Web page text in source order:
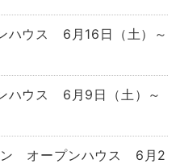
ウス 6月16日（土）～
ウス 6月9日（土）～
オープンハウス 6月2